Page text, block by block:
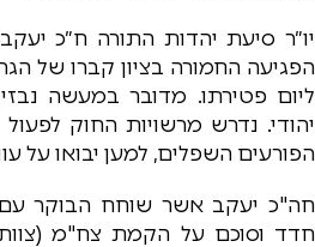
יו״ר סיעת יהדות התורה ח״כ
הפגיעה החמורה בציון קברו של
ליום פטירתו. מדובר במעשה
יהודי. נדרש מרשויות החוק
הפורעים השפלים, למען יבואו על
חה"כ יעקב אשר שוחח הבוקר
חדד וסוכם על הקמת צח"מ